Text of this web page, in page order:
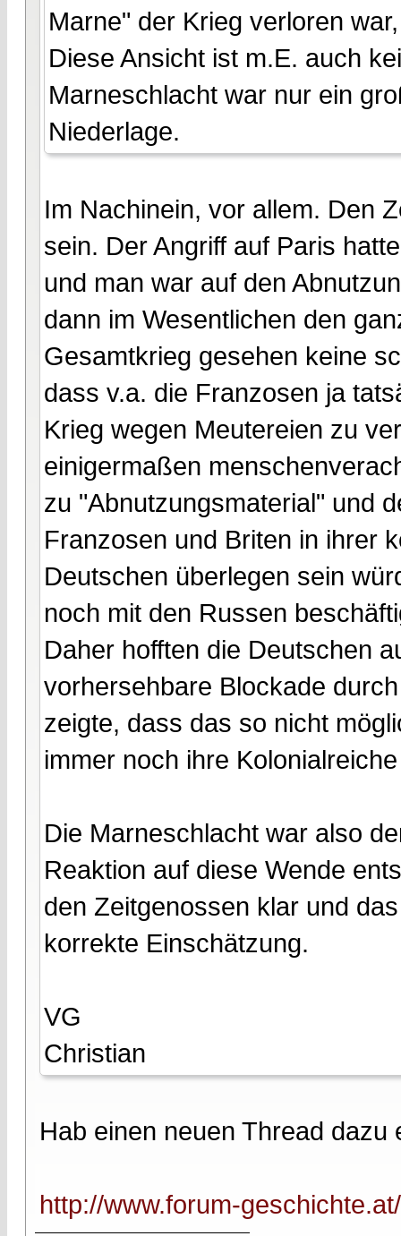
Marne" der Krieg verloren
Diese Ansicht ist m.E. auch
Marneschlacht war nur ein
Niederlage.
Im Nachinein, vor allem. Den
sein. Der Angriff auf Paris
und man war auf den
dann im Wesentlichen den
Gesamtkrieg gesehen keine
dass v.a. die Franzosen ja
Krieg wegen Meutereien zu
einigermaßen
zu "Abnutzungsmaterial" und
Franzosen und Briten in ihrer
Deutschen überlegen sein
noch mit den Russen
Daher hofften die Deutschen
vorhersehbare Blockade
zeigte, dass das so nicht
immer noch ihre
Die Marneschlacht war also
Reaktion auf diese Wende
den Zeitgenossen klar und
korrekte Einschätzung.
VG
Christian
Hab einen neuen Thread dazu
http://www.forum-